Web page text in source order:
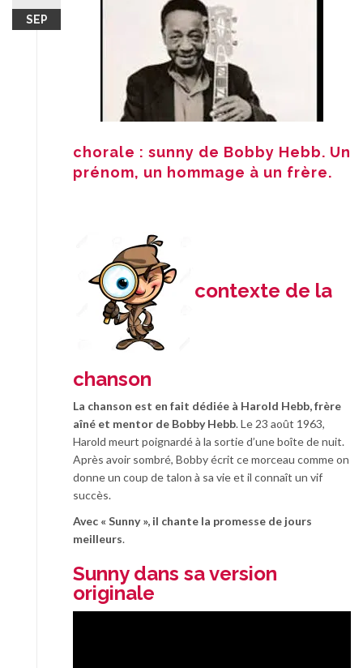
SEP
chorale : sunny de Bobby Hebb. Un
prénom, un hommage à un frère.
contexte de la
chanson
La chanson est en fait dédiée à Harold Hebb, frère
aîné et mentor de Bobby Hebb. Le 23 août 1963,
Harold meurt poignardé à la sortie d’une boîte de nuit.
Après avoir sombré, Bobby écrit ce morceau comme on
donne un coup de talon à sa vie et il connaît un vif
succès.
Avec « Sunny », il chante la promesse de jours
meilleurs.
Sunny dans sa version
originale